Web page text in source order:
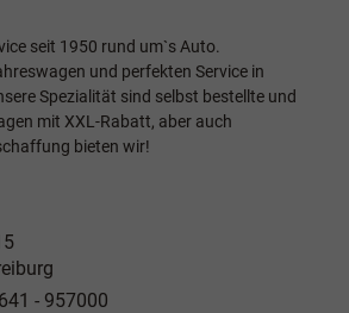
seit 1950 rund um`s Auto.
und perfekten Service in
Spezialität sind selbst bestellte und
mit XXL-Rabatt, aber auch
bieten wir!
- 957000